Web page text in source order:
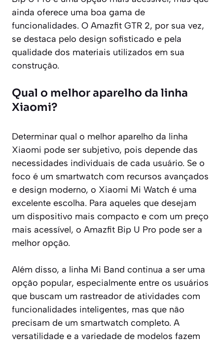
ainda oferece uma boa gama de
funcionalidades. O Amazfit GTR 2, por sua vez,
se destaca pelo design sofisticado e pela
qualidade dos materiais utilizados em sua
construção.
Qual o melhor aparelho da linha
Xiaomi?
Determinar qual o melhor aparelho da linha
Xiaomi pode ser subjetivo, pois depende das
necessidades individuais de cada usuário. Se o
foco é um smartwatch com recursos avançados
e design moderno, o Xiaomi Mi Watch é uma
excelente escolha. Para aqueles que desejam
um dispositivo mais compacto e com um preço
mais acessível, o Amazfit Bip U Pro pode ser a
melhor opção.
Além disso, a linha Mi Band continua a ser uma
opção popular, especialmente entre os usuários
que buscam um rastreador de atividades com
funcionalidades inteligentes, mas que não
precisam de um smartwatch completo. A
versatilidade e a variedade de modelos fazem